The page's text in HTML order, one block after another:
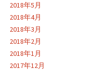
2018年5月
2018年4月
2018年3月
2018年2月
2018年1月
2017年12月